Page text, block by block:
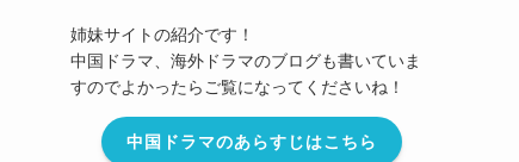
姉妹サイトの紹介です！
中国ドラマ、海外ドラマのブログも書いていま
すのでよかったらご覧になってくださいね！
中国ドラマのあらすじはこちら